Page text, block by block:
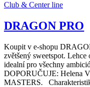
Club & Center line
DRAGON PRO
Koupit v e-shopu
zvětšený sweetspot.
idealní pro všechny
DOPORUČUJE: Helena
MASTERS.